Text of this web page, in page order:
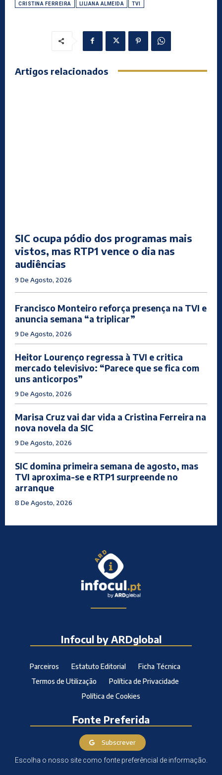
CRISTINA FERREIRA LILIANA ALMEIDA TVI
Artigos relacionados
SIC ocupa pódio dos programas mais
vistos, mas RTP1 vence o dia nas
audiências
9 De Agosto, 2026
Francisco Monteiro reforça presença na TVI e
anuncia semana “a triplicar”
9 De Agosto, 2026
Heitor Lourenço regressa à TVI e critica
mercado televisivo: “Parece que se fica com
uns anticorpos”
9 De Agosto, 2026
Marisa Cruz vai dar vida a Cristina Ferreira na
nova novela da SIC
9 De Agosto, 2026
SIC domina primeira semana de agosto, mas
TVI aproxima-se e RTP1 surpreende no
arranque
8 De Agosto, 2026
Infocul by ARDglobal
Parceiros Estatuto Editorial
Ficha Técnica
Termos de Utilização
Política de Privacidade
Política de Cookies
Fonte Preferida
Subscrever
Escolha o nosso site como fonte preferêncial de informação.